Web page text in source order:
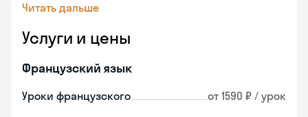
Читать дальше
Услуги и цены
Французский язык
Уроки французского от 1590 ₽ / урок